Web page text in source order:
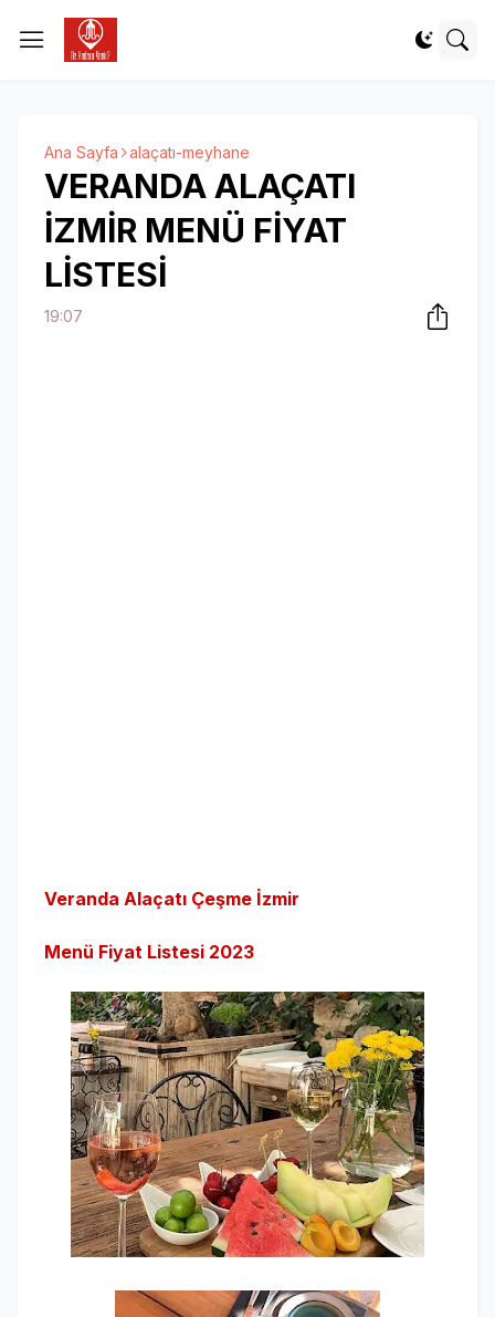
Ana Sayfa alaçatı-meyhane
VERANDA ALAÇATI
İZMİR MENÜ FİYAT
LİSTESİ
19:07
Veranda Alaçatı Çeşme İzmir
Menü Fiyat Listesi 2023